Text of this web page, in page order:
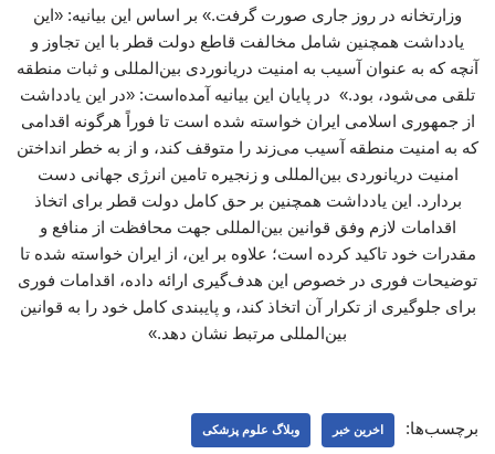
وزارتخانه در روز جاری صورت گرفت.» بر اساس این بیانیه: «این
یادداشت همچنین شامل مخالفت قاطع دولت قطر با این تجاوز و
آنچه که به عنوان آسیب به امنیت دریانوردی بین‌المللی و ثبات منطقه
تلقی می‌شود، بود.» در پایان این بیانیه آمده‌است: «در این یادداشت
از جمهوری اسلامی ایران خواسته شده است تا فوراً هرگونه اقدامی
که به امنیت منطقه آسیب می‌زند را متوقف کند، و از به خطر انداختن
امنیت دریانوردی بین‌المللی و زنجیره تامین انرژی جهانی دست
بردارد. این یادداشت همچنین بر حق کامل دولت قطر برای اتخاذ
اقدامات لازم وفق قوانین بین‌المللی جهت محافظت از منافع و
مقدرات خود تاکید کرده است؛ علاوه بر این، از ایران خواسته شده تا
توضیحات فوری در خصوص این هدف‌گیری ارائه داده، اقدامات فوری
برای جلوگیری از تکرار آن اتخاذ کند، و پایبندی کامل خود را به قوانین
بین‌المللی مرتبط نشان دهد.»
برچسب‌ها: اخرین خبر وبلاگ علوم پزشکی